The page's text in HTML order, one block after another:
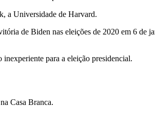
a Universidade de Harvard.
de Biden nas eleições de 2020 em 6
para a eleição presidencial.
Casa Branca.